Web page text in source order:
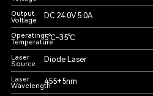
Output
Voltage
DC 24.0V 5.0A
Operating
Temperature
5℃-35℃
Laser
Source
Diode Laser
Laser
Wavelength
455+5nm